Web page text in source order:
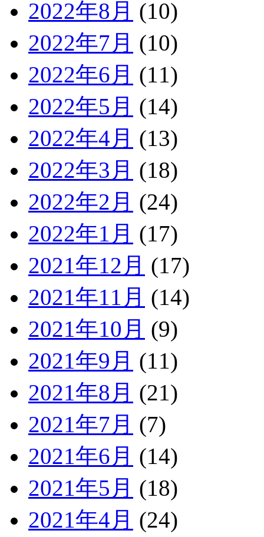
2022年8月 (10)
2022年7月 (10)
2022年6月 (11)
2022年5月 (14)
2022年4月 (13)
2022年3月 (18)
2022年2月 (24)
2022年1月 (17)
2021年12月 (17)
2021年11月 (14)
2021年10月 (9)
2021年9月 (11)
2021年8月 (21)
2021年7月 (7)
2021年6月 (14)
2021年5月 (18)
2021年4月 (24)